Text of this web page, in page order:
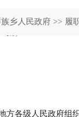
乡人民政府 >> 履
方各级人民政府组